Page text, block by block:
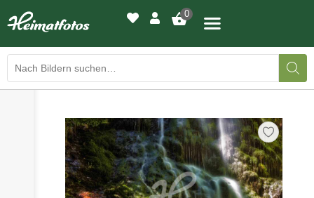
0
BILDERGALERIE
DRUCKQUALITÄTEN
LED-LEUCHTBILDER